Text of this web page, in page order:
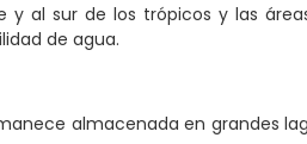
y al sur de los trópicos y las
de agua.
almacenada en grandes